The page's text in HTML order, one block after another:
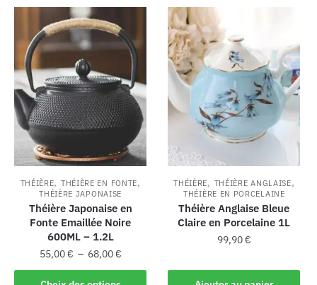
THÉIÈRE, THÉIÈRE EN FONTE,
THÉIÈRE JAPONAISE
Théière Japonaise en
Fonte Emaillée Noire
600ML – 1.2L
55,00€ – 68,00€
THÉIÈRE, THÉIÈRE ANGLAISE,
THÉIÈRE EN PORCELAINE
Théière Anglaise Bleue
Claire en Porcelaine 1L
99,90€